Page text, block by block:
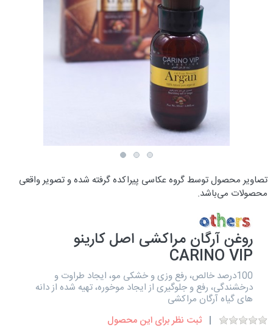
تصاویر محصول توسط گروه عکاسی پیراکده گرفته شده و تصویر واقعی
محصولات می‌باشد.
روغن آرگان مراکشی اصل کارینو
CARINO VIP
100درصد خالص، رفع وزی و خشکی مو، ایجاد طراوت و
درخشندگی، رفع و جلوگیری از ایجاد موخوره، تهیه شده از دانه
های گیاه آرگان مراکشی
ثبت نظر برای این محصول